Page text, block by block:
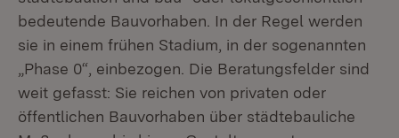
bedeutende Bauvorhaben. In der Regel werden
sie in einem frühen Stadium, in der sogenannten
„Phase 0“, einbezogen. Die Beratungsfelder sind
weit gefasst: Sie reichen von privaten oder
öffentlichen Bauvorhaben über städtebauliche